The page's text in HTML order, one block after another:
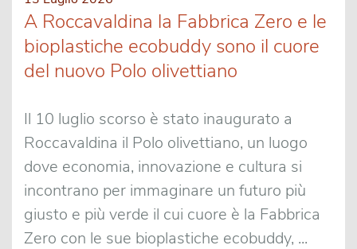
A Roccavaldina la Fabbrica Zero e le
bioplastiche ecobuddy sono il cuore
del nuovo Polo olivettiano
Il 10 luglio scorso è stato inaugurato a
Roccavaldina il Polo olivettiano, un luogo
dove economia, innovazione e cultura si
incontrano per immaginare un futuro più
giusto e più verde il cui cuore è la Fabbrica
Zero con le sue bioplastiche ecobuddy, ...